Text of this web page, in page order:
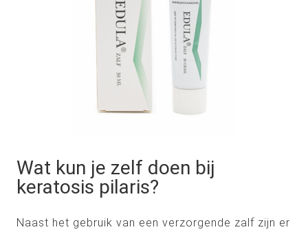
Wat kun je zelf doen bij
keratosis pilaris?
Naast het gebruik van een verzorgende zalf zijn er